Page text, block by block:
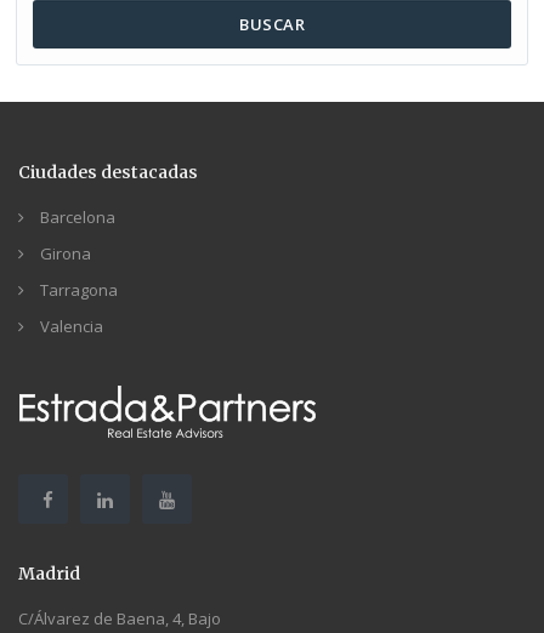
BUSCAR
Ciudades destacadas
Barcelona
Girona
Tarragona
Valencia
Madrid
C/Álvarez de Baena, 4, Bajo